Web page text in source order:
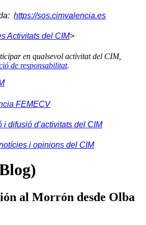
https://sos.cimvalencia.es
Activitats del CIM>
en qualsevol activitat del CIM,
de responsabilitat.
FEMECV
i difusió d’activitats del CIM
i opinions del CIM
al Morrón desde Olba